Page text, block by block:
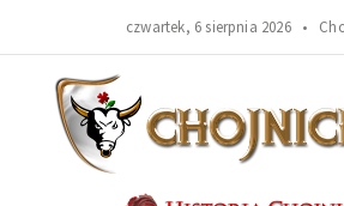
czwartek, 6 sierpnia 2026 •